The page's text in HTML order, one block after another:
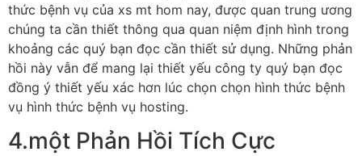
thức bệnh vụ của xs mt hom nay, được quan trung ương
chúng ta cần thiết thông qua quan niệm định hình trong
khoảng các quý bạn đọc cần thiết sử dụng. Những phản
hồi này vẫn để mang lại thiết yếu công ty quý bạn đọc
đồng ý thiết yếu xác hơn lúc chọn chọn hình thức bệnh
vụ hình thức bệnh vụ hosting.
4.một Phản Hồi Tích Cực